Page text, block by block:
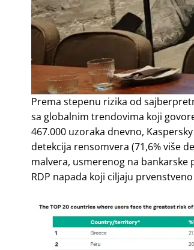
Prema stepenu rizika od
sa globalnim trendovima koji
467.000 uzoraka dnevno,
detekcija rensomvera (71,6% više
malvera, usmerenog na
RDP napada koji ciljaju